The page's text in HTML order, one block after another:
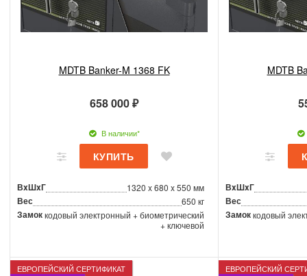
MDTB Banker-M 1368 FK
658 000 ₽
В наличии*
ВxШxГ 1320 x 680 x 550 мм
Вес 650 кг
Замоккодовый электронный + биометрический
+ ключевой
MDTB
ВxШxГ
Вес
Замоккодовый
ЕВРОПЕЙСКИЙ СЕРТИФИКАТ
ЕВРОПЕЙСКИЙ